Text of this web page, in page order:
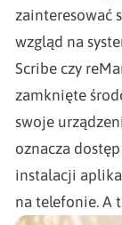
zainteresować
wzgląd na
Scribe czy
zamknięte
swoje
oznacza
instalacji
na telefonie. A